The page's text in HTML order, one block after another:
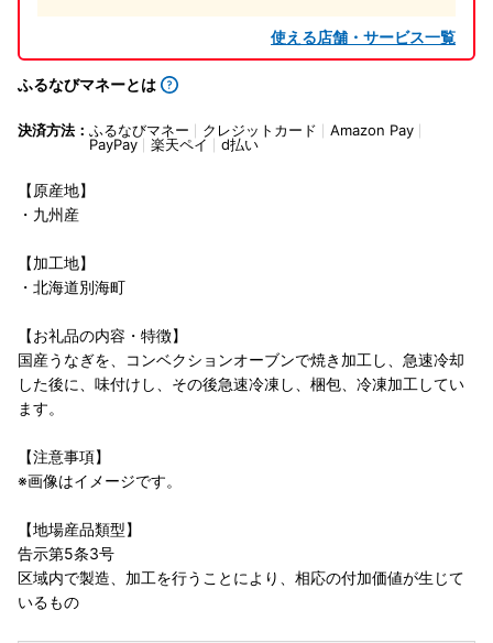
使える店舗・サービス一覧
ふるなびマネーとは
決済方法： ふるなびマネー クレジットカード
Amazon Pay
PayPay
楽天ペイ d払い
【原産地】
・九州産
【加工地】
・北海道別海町
【お礼品の内容・特徴】
国産うなぎを、コンベクションオーブンで焼き加工し、急速冷却
した後に、味付けし、その後急速冷凍し、梱包、冷凍加工してい
ます。
【注意事項】
※画像はイメージです。
【地場産品類型】
告示第5条3号
区域内で製造、加工を行うことにより、相応の付加価値が生じて
いるもの